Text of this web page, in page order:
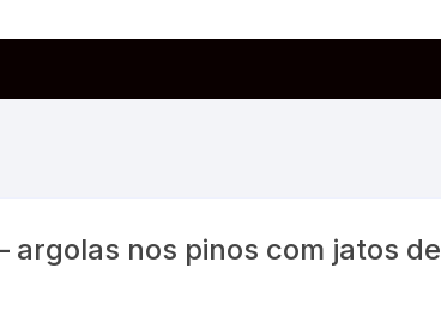
argolas nos pinos com jatos de